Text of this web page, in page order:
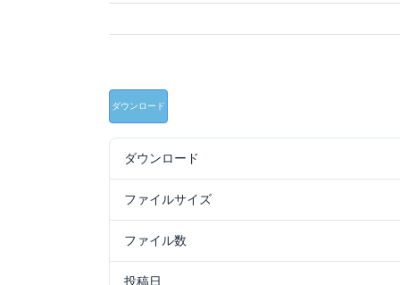
ダウンロード
ダウンロード
ファイルサイズ
ファイル数
投稿日